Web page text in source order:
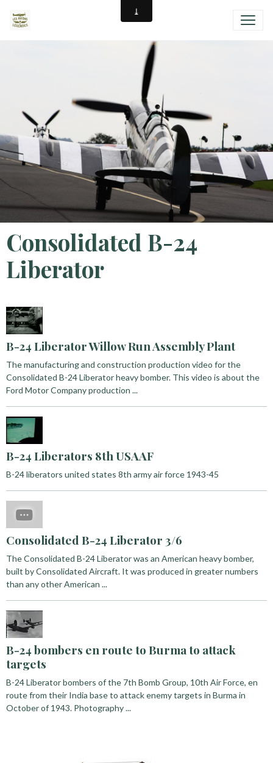
Consolidated B-24
Liberator
B-24 Liberator Willow Run Assembly Plant
The manufacturing and construction production video for the
Consolidated B-24 Liberator heavy bomber. This video is about the
Ford Motor Company production ...
B-24 Liberators 8th USAAF
B-24 liberators united states 8th army air force 1943-45
Consolidated B-24 Liberator 3/6
The Consolidated B-24 Liberator was an American heavy bomber,
built by Consolidated Aircraft. It was produced in greater numbers
than any other American ...
B-24 bombers en route to Burma to attack
targets
B-24 Liberator bombers of the 7th Bomb Group, 10th Air Force, en
route from their India base to attack enemy targets in Burma in
October of 1943. Photography ...